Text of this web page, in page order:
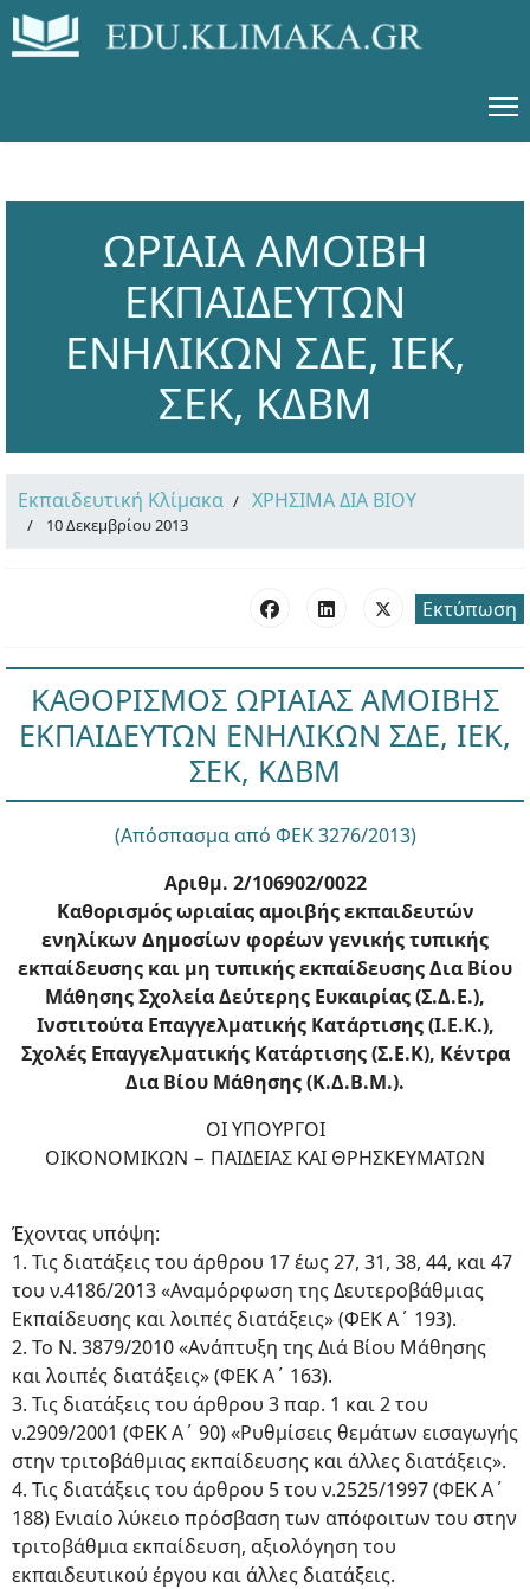
ΩΡΙΑΙΑ ΑΜΟΙΒΗ
ΕΚΠΑΙΔΕΥΤΩΝ
ΕΝΗΛΙΚΩΝ ΣΔΕ, ΙΕΚ,
ΣΕΚ, ΚΔΒΜ
Εκπαιδευτική Κλίμακα ΧΡΗΣΙΜΑ ΔΙΑ ΒΙΟΥ
10 Δεκεμβρίου 2013
Εκτύπωση
ΚΑΘΟΡΙΣΜΟΣ ΩΡΙΑΙΑΣ ΑΜΟΙΒΗΣ
ΕΚΠΑΙΔΕΥΤΩΝ ΕΝΗΛΙΚΩΝ ΣΔΕ, ΙΕΚ,
ΣΕΚ, ΚΔΒΜ
(Απόσπασμα από ΦΕΚ 3276/2013)
Αριθμ. 2/106902/0022
Καθορισμός ωριαίας αμοιβής εκπαιδευτών
ενηλίκων Δημοσίων φορέων γενικής τυπικής
εκπαίδευσης και μη τυπικής εκπαίδευσης Δια Βίου
Μάθησης Σχολεία Δεύτερης Ευκαιρίας (Σ.Δ.Ε.),
Ινστιτούτα Επαγγελματικής Κατάρτισης (Ι.Ε.Κ.),
Σχολές Επαγγελματικής Κατάρτισης (Σ.Ε.Κ), Κέντρα
Δια Βίου Μάθησης (Κ.Δ.Β.Μ.).
ΟΙ ΥΠΟΥΡΓΟΙ
ΟΙΚΟΝΟΜΙΚΩΝ − ΠΑΙΔΕΙΑΣ ΚΑΙ ΘΡΗΣΚΕΥΜΑΤΩΝ
Έχοντας υπόψη:
1. Τις διατάξεις του άρθρου 17 έως 27, 31, 38, 44, και 47
του ν.4186/2013 «Αναμόρφωση της Δευτεροβάθμιας
Εκπαίδευσης και λοιπές διατάξεις» (ΦΕΚ Α΄ 193).
2. Το Ν. 3879/2010 «Ανάπτυξη της Διά Βίου Μάθησης
και λοιπές διατάξεις» (ΦΕΚ Α΄ 163).
3. Τις διατάξεις του άρθρου 3 παρ. 1 και 2 του
ν.2909/2001 (ΦΕΚ Α΄ 90) «Ρυθμίσεις θεμάτων εισαγωγής
στην τριτοβάθμιας εκπαίδευσης και άλλες διατάξεις».
4. Τις διατάξεις του άρθρου 5 του ν.2525/1997 (ΦΕΚ Α΄
188) Ενιαίο λύκειο πρόσβαση των απόφοιτων του στην
τριτοβάθμια εκπαίδευση, αξιολόγηση του
εκπαιδευτικού έργου και άλλες διατάξεις.